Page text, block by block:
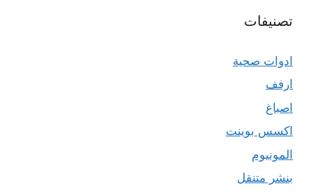
تصنيفات
ادوات صحية
ارفف
اصباغ
اكسس بوينت
المونيوم
بنشر متنقل